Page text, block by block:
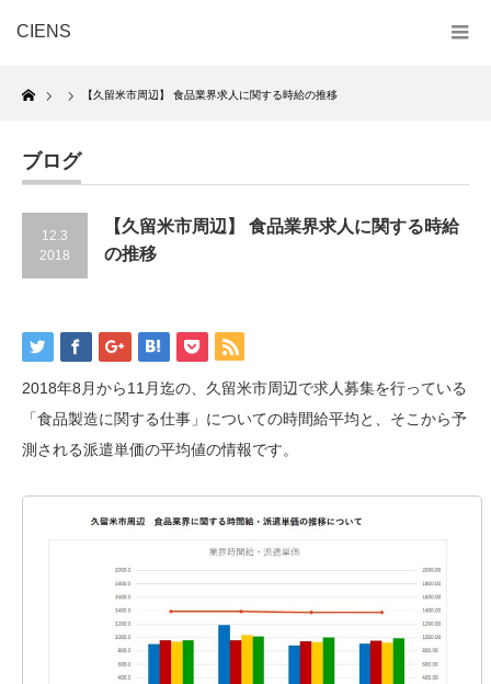
CIENS
Home
【久留米市周辺】 食品業界求人に関する時給の推移
ブログ
12.3
2018
【久留米市周辺】 食品業界求人に関する時給
の推移
2018年8月から11月迄の、久留米市周辺で求人募集を行っている
「食品製造に関する仕事」についての時間給平均と、そこから予
測される派遣単価の平均値の情報です。